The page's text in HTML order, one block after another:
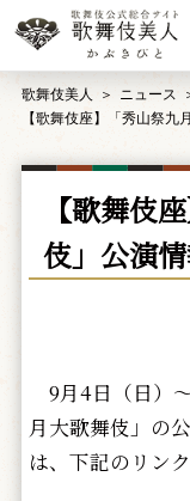
歌舞伎美人
ニュース
【歌舞伎座】「秀山祭九
【歌舞伎
伎」公演
9月4日（日）
月大歌舞伎」の
は、下記のリン